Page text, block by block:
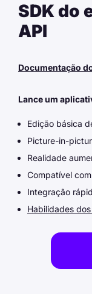
SDK do
API
Documentação
Lance um
Edição básica
Picture-in-
Realidade
Compatível
Integração
Habilidades